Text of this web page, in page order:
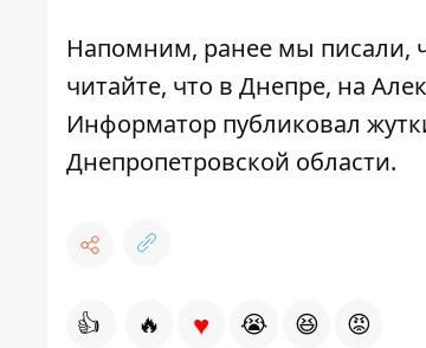
Напомним, ранее мы писали,
читайте, что в Днепре, на
Информатор публиковал
Днепропетровской области.
👍 🔥 ♥ 😭 😆 😡